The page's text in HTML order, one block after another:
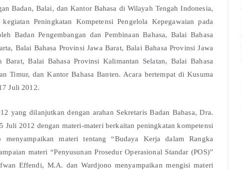
Badan, Balai, dan Kantor Bahasa di Wilayah Tengah Indonesia,
Peningkatan Kompetensi Pengelola Kepegawaian pada
Badan Pengembangan dan Pembinaan Bahasa, Balai Bahasa
Balai Bahasa Provinsi Jawa Barat, Balai Bahasa Provinsi Jawa
Balai Bahasa Provinsi Kalimantan Selatan, Balai Bahasa
Timur, dan Kantor Bahasa Banten. Acara bertempat di Kusuma
Juli 2012.
yang dilanjutkan dengan arahan Sekretaris Badan Bahasa, Dra.
2012 dengan materi-materi berkaitan peningkatan kompetensi
materi tentang “Budaya Kerja dalam Rangka
materi “Penyusunan Prosedur Operasional Standar (POS)”
Effendi, M.A. dan Wardjono menyampaikan mengisi materi